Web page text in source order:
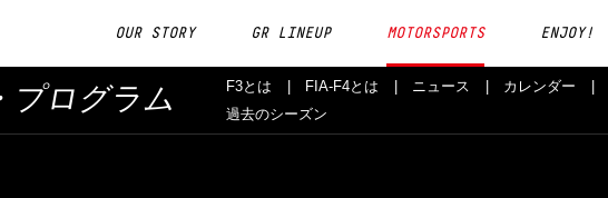
OUR STORY GR LINEUP MOTORSPORTS ENJOY!
プログラム F3とは FIA-F4とは ニュース カレンダー
過去のシーズン